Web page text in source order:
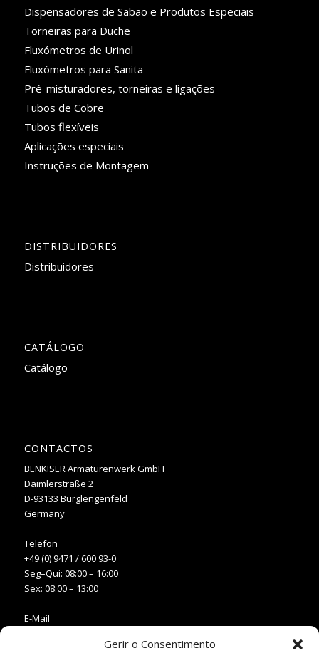
Gerir o Consentimento
Dispensadores de Sabão e Produtos Especiais
Torneiras para Duche
Fluxómetros de Urinol
Fluxómetros para Sanita
Pré-misturadores, torneiras e ligações
Tubos de Cobre
Tubos flexíveis
Aplicações especiais
Instruções de Montagem
DISTRIBUIDORES
Distribuidores
CATÁLOGO
Catálogo
CONTACTOS
BENKISER Armaturenwerk GmbH
Daimlerstraße 2
D-93133 Burglengenfeld
Germany
Telefon
+49 (0) 9471 / 600 93-0
Seg–Qui: 08:00 – 16:00
Sex: 08:00 – 13:00
E-Mail